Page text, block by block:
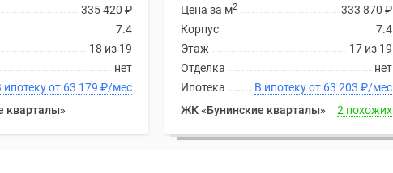
335 420 ₽
7.4
18 из 19
нет
В ипотеку от 63 179 ₽/мес
кварталы»
333 870 ₽
Цена за м2
7.4
Корпус
17 из 19
Этаж
нет
Отделка
В ипотеку от 63 203 ₽/мес
Ипотека
ЖК «Бунинские кварталы»
2 похожих